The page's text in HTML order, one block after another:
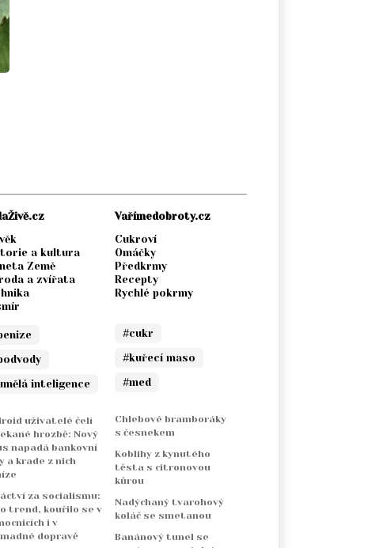
a kultura
Země
a zvířata
inteligence
uživatelé čelí
hrozbě: Nový
napadá bankovní
a krade z nich
za socialismu:
o trend, kouřilo se v
i v
dopravě
Vařímedobroty.cz
Cukroví
Omáčky
Předkrmy
Recepty
Rychlé pokrmy
#cukr
#kuřecí maso
#med
Chlebové bramboráky
s česnekem
Koblihy z kynutého
těsta s citronovou
kůrou
Nadýchaný tvarohový
koláč se smetanou
Banánový tunel se